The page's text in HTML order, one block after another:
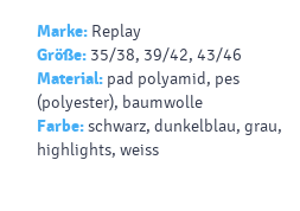
Marke: Replay
Größe: 35/38, 39/42, 43/46
Material: pad polyamid, pes
(polyester), baumwolle
Farbe:schwarz, dunkelblau, grau,
highlights, weiss